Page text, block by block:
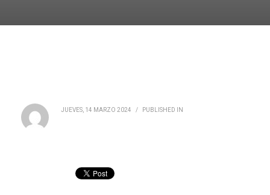
JUEVES, 14 MARZO 2024 / PUBLISHED IN